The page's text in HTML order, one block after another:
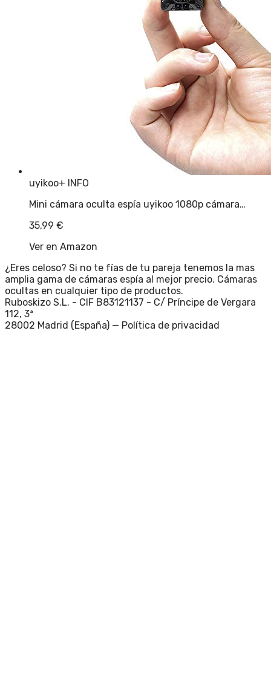
uyikoo+ INFO
Mini cámara oculta espía uyikoo 1080p cámara…
35,99 €
Ver en Amazon
¿Eres celoso? Si no te fías de tu pareja tenemos la mas
amplia gama de cámaras espía al mejor precio. Cámaras
ocultas en cualquier tipo de productos.
Ruboskizo S.L. - CIF B83121137 - C/ Príncipe de Vergara
112, 3ª
28002 Madrid (España) — Política de privacidad